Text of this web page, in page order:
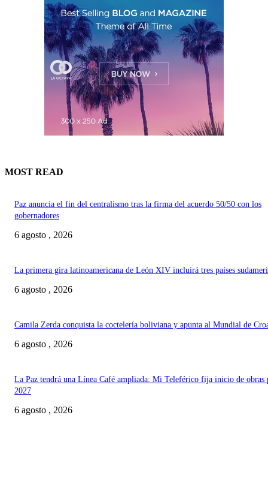
MOST READ
Paz anuncia el fin del centralismo tras la firma del acuerdo 50/50 con los
gobernadores
6 agosto , 2026
La primera gira latinoamericana de León XIV incluirá tres países
6 agosto , 2026
Camila Zerda conquista la coctelería boliviana y apunta al Mundial de
6 agosto , 2026
La Paz tendrá una Línea Café ampliada: Mi Teleférico fija inicio de obras
2027
6 agosto , 2026